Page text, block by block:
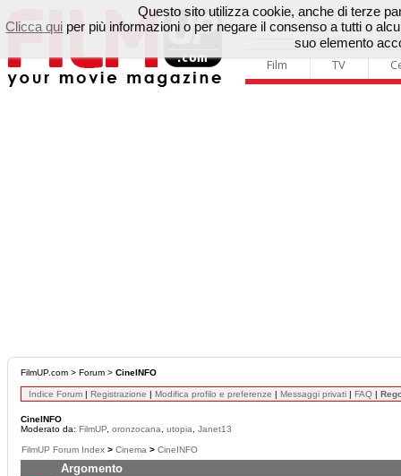
Film TV
FilmUP.com > Forum > CineINFO
Indice Forum | Registrazione | Modifica profilo e preferenze | Messaggi privati | FAQ |
CineINFO
Moderato da: FilmUP oronzocana utopia Janet13
FilmUP Forum Index > Cinema > CineINFO
Argomento
Questo sito utilizza cookie, anche di terze
Clicca qui per più informazioni o per negare il consenso a tutti o
suo elemento